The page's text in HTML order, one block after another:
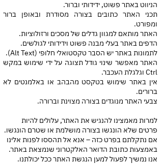
הניווט באתר פשוט, ידידותי וברור.
תכני האתר כתובים בצורה מסודרת ובאופן ברור
ומפורט.
האתר מותאם למגוון גדלים של מסכים ורזולוציות.
הדפים באתר בעלי מבנה פשוט וידידותי לגולשים.
לתמונות באתר יש הסבר טקסטואלי חלופי (Alt Text).
האתר מאפשר שינוי גודל תצוגה על ידי שימוש במקש
Ctrl וגלגלת העכבר.
אין באתר שימוש בטקסט מהבהב או באלמנטים לא
ברורים.
צבעי האתר מנוגדים בצורה מצוינת וברורה.
למרות מאמצינו להנגיש את האתר, עלולים להיות
פרטים שלא הונגשו בצורה מושלמת או שטרם הונגשו.
אם נתקלתם בפרט כזה – אנא אל תהססו לפנות אלינו
באמצעות כתובת הדואר האלקטרוני שנמצאת באתר.
אנו נמשיך לפעול למען הנגשת האתר ככל יכולתנו.